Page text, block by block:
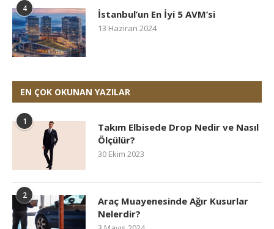
4 İstanbul’un En İyi 5 AVM’si
13 Haziran 2024
EN ÇOK OKUNAN YAZILAR
1
Takım Elbisede Drop Nedir ve Nasıl
Ölçülür?
30 Ekim 2023
2
Araç Muayenesinde Ağır Kusurlar
Nelerdir?